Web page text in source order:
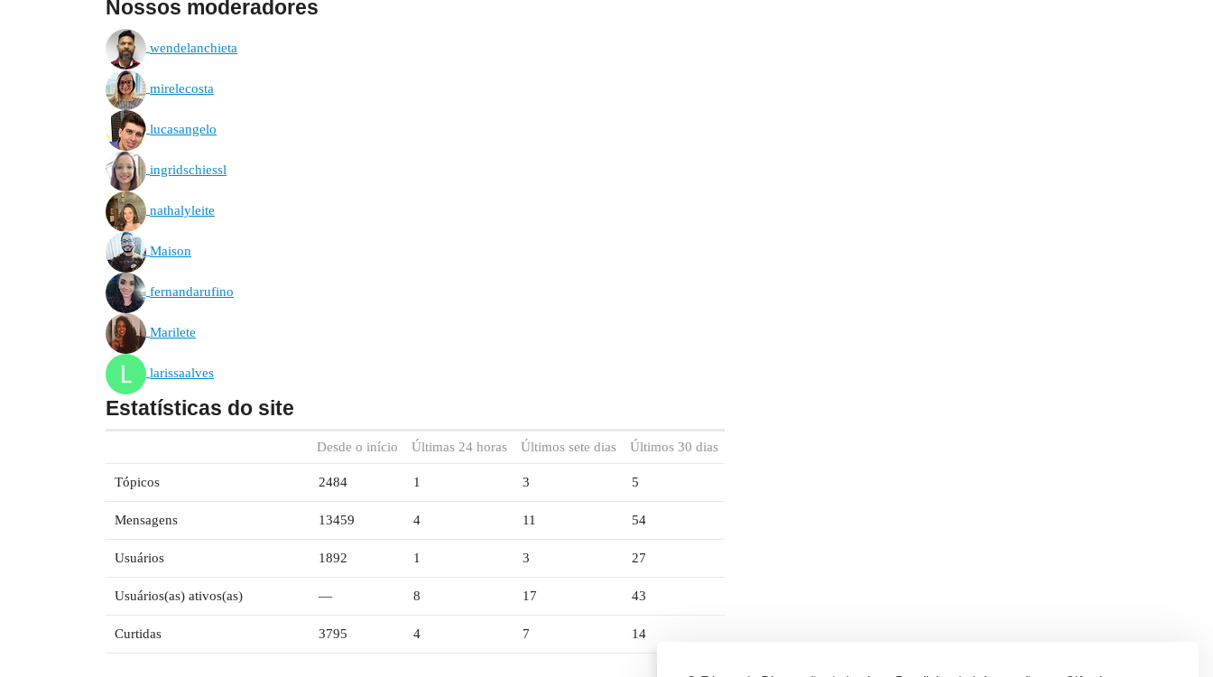
Nossos moderadores
wendelanchieta
mirelecosta
lucasangelo
ingridschiessl
nathalyleite
Maison
fernandarufino
Marilete
larissaalves
Estatísticas do site
Desde o início Últimas 24 horas Últimos sete dias Últimos 30 dias
Tópicos 2484 1 3 5
Mensagens 13459 4 11 54
Usuários 1892 1 3 27
Usuários(as) ativos(as) — 8 17 43
Curtidas 3795 4 7 14